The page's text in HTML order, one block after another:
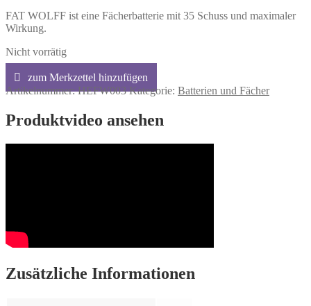
FAT WOLFF ist eine Fächerbatterie mit 35 Schuss und maximaler
Wirkung.
Nicht vorrätig
Artikelnummer:HEFW003 Kategorie: Batterien und Fächer
Produktvideo ansehen
Zusätzliche Informationen